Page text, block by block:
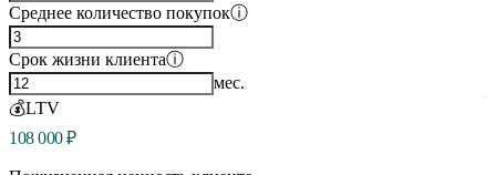
Среднее количество покупокⓘ
Срок жизни клиентаⓘ
мес.
💰LTV
108 000 ₽